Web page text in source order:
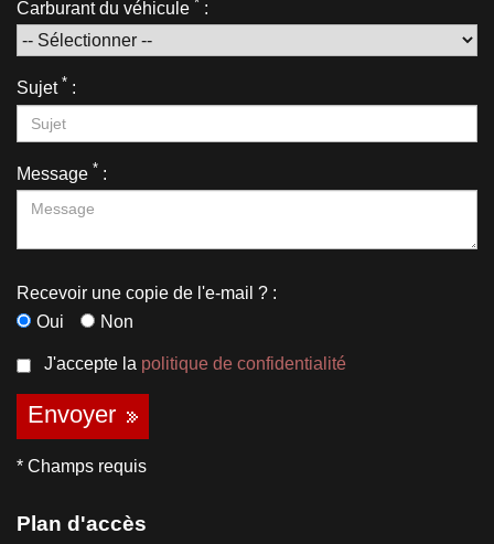
Carburant du véhicule :
Sujet * :
Message * :
Recevoir une copie de l'e-mail ? :
Oui
Non
J'accepte la politique de confidentialité
Envoyer
* Champs requis
Plan d'accès